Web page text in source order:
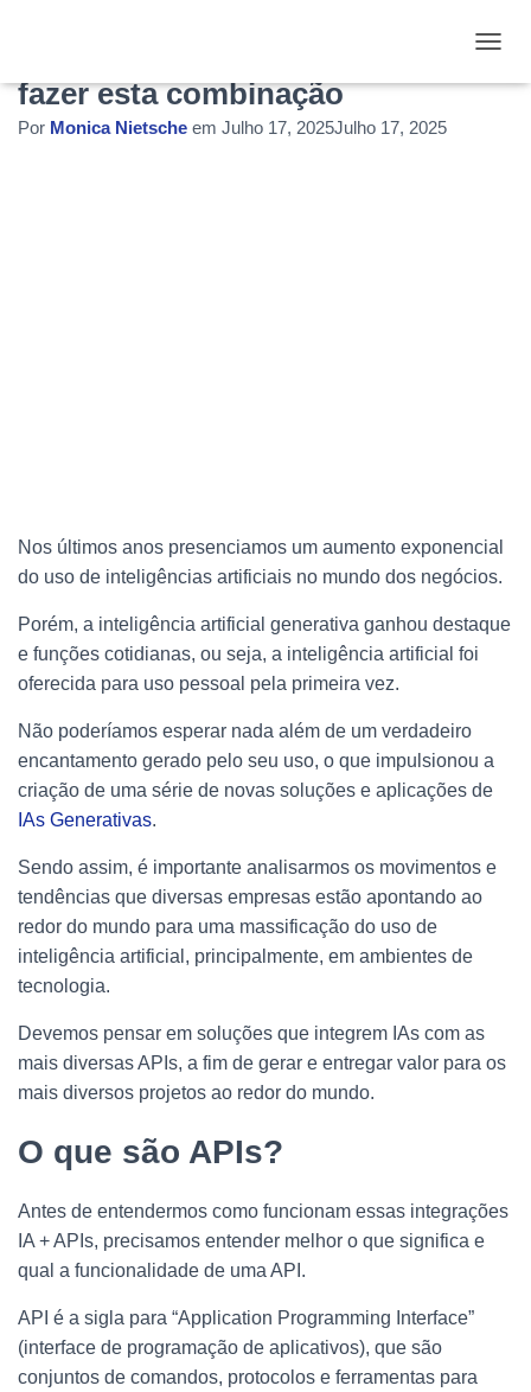
APIs e Inteligência artificial, como
fazer esta combinação
Por Monica Nietsche em Julho 17, 2025Julho 17, 2025
Nos últimos anos presenciamos um aumento exponencial
do uso de inteligências artificiais no mundo dos negócios.
Porém, a inteligência artificial generativa ganhou destaque
e funções cotidianas, ou seja, a inteligência artificial foi
oferecida para uso pessoal pela primeira vez.
Não poderíamos esperar nada além de um verdadeiro
encantamento gerado pelo seu uso, o que impulsionou a
criação de uma série de novas soluções e aplicações de
IAs Generativas.
Sendo assim, é importante analisarmos os movimentos e
tendências que diversas empresas estão apontando ao
redor do mundo para uma massificação do uso de
inteligência artificial, principalmente, em ambientes de
tecnologia.
Devemos pensar em soluções que integrem IAs com as
mais diversas APIs, a fim de gerar e entregar valor para os
mais diversos projetos ao redor do mundo.
O que são APIs?
Antes de entendermos como funcionam essas integrações
IA + APIs, precisamos entender melhor o que significa e
qual a funcionalidade de uma API.
API é a sigla para “Application Programming Interface”
(interface de programação de aplicativos), que são
conjuntos de comandos, protocolos e ferramentas para